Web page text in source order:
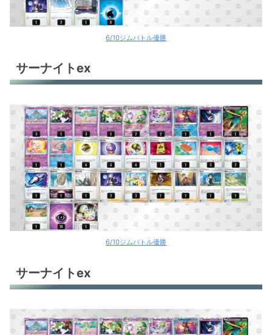
6/10ジムバトル優勝
サーナイトex
6/10ジムバトル優勝
サーナイトex